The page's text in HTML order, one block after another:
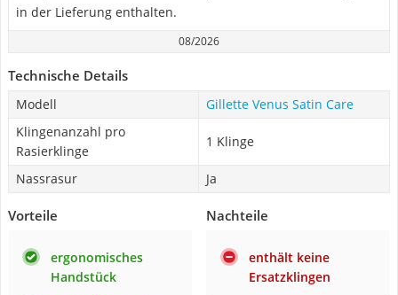
in der Lieferung enthalten.
08/2026
Technische Details
Modell
Gillette Venus Satin Care
Klingenanzahl pro
Rasierklinge
1 Klinge
Nassrasur Ja
Vorteile
ergonomisches
Handstück
Nachteile
enthält keine
Ersatzklingen